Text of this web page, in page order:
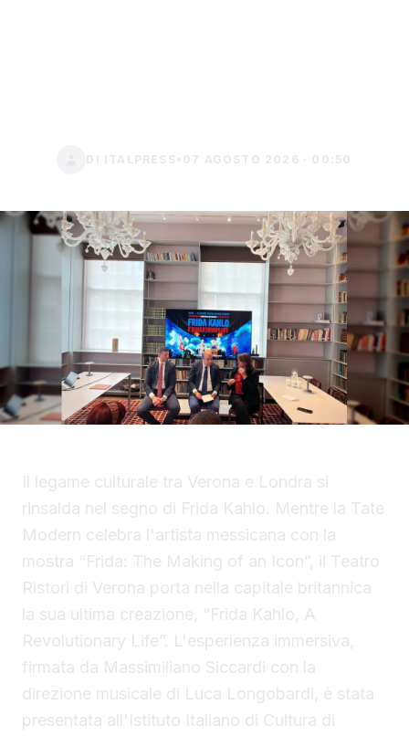
DI ITALPRESS • 07 AGOSTO 2026 · 00:50
Il legame culturale tra Verona e Londra si
rinsalda nel segno di Frida Kahlo. Mentre la Tate
Modern celebra l'artista messicana con la
mostra “Frida: The Making of an Icon”, il Teatro
Ristori di Verona porta nella capitale britannica
la sua ultima creazione, “Frida Kahlo, A
Revolutionary Life”. L'esperienza immersiva,
firmata da Massimiliano Siccardi con la
direzione musicale di Luca Longobardi, è stata
presentata all'Istituto Italiano di Cultura di